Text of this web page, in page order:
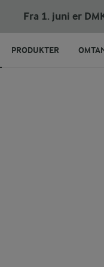
Fra 1. juni er
PRODUKTER